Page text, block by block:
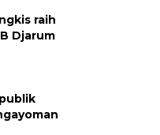
raih
Djarum